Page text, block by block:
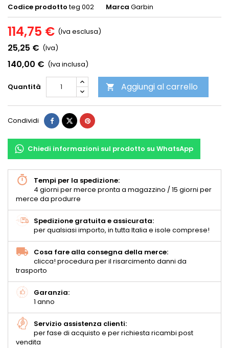
Codice prodotto teg 002 Marca Garbin
114,75 € (Iva esclusa)
25,25 € (Iva)
140,00 € (Iva inclusa)
Quantità  Aggiungi al carrello
Condividi
Chiedi informazioni sul prodotto su WhatsApp
Tempi per la spedizione:
4 giorni per merce pronta a magazzino / 15 giorni per
merce da produrre
Spedizione gratuita e assicurata:
per qualsiasi importo, in tutta Italia e isole comprese!
Cosa fare alla consegna della merce:
clicca! procedura per il risarcimento danni da
trasporto
Garanzia:
1 anno
Servizio assistenza clienti:
per fase di acquisto e per richiesta ricambi post
vendita